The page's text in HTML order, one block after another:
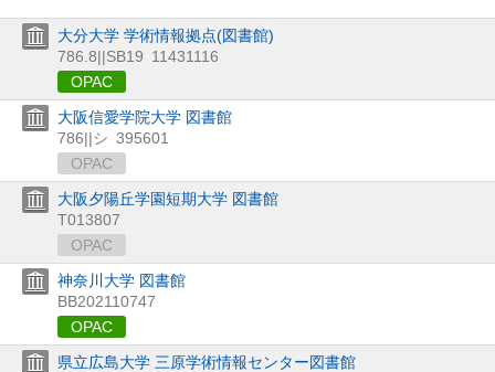
大分大学 学術情報拠点(図書館)
786.8||SB19 11431116
OPAC
大阪信愛学院大学 図書館
786||シ 395601
OPAC
大阪夕陽丘学園短期大学 図書館
T013807
OPAC
神奈川大学 図書館
BB202110747
OPAC
県立広島大学 三原学術情報センター図書館